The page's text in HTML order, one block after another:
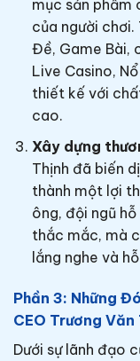
mục sản phẩm
của người
Đề, Game Bài,
Live Casino,
thiết kế với
cao.
Xây dựng
Thịnh đã biến
thành một lợi
ông, đội ngũ
thắc mắc, mà
lắng nghe và
Phần 3: Những
CEO Trương
Dưới sự lãnh đạo